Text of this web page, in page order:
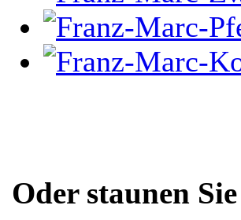
Oder staunen